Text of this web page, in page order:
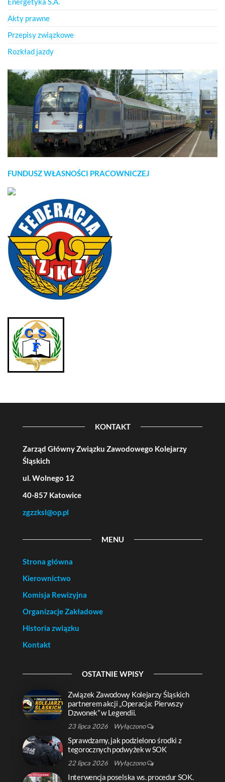
Akty prawne
Przepisy związkowe
Rozkład jazdy
FUNDUSZ WŁASNOŚCI PRACOWNICZEJ
KONTAKT
Zarząd Główny Związku Zawodowego Kolejarzy
Śląskich
ul. Wolnego 12
40-857 Katowice
zgzzksl@op.pl
MENU
Strona główna
Kierownictwo
Komisja Rewizyjna
Organizacje Zakładowe
Historia związku
Kontakt
OSTATNIE WPISY
Związek Zawodowy Kolejarzy Śląskich
partnerem akcji „Operacja: Pierwszy
Dzwonek” w Legendii.
23 lipca 2026 Wyłączono
Sprawdzamy, jak podzielono środki z
tegorocznych podwyżek w SOK
22 lipca 2026 Wyłączono
Interwencja poselska ws. procedur SOK.